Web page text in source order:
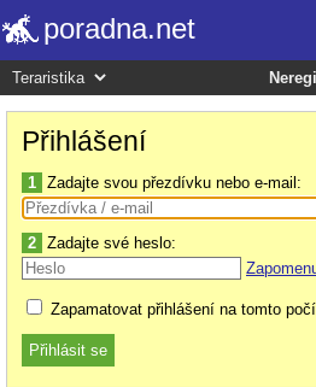
poradna.net
Přihlášení
1 Zadajte svou přezdívku nebo e-mail:
2 Zadajte své heslo:
Zapamatovat přihlášení na tomto